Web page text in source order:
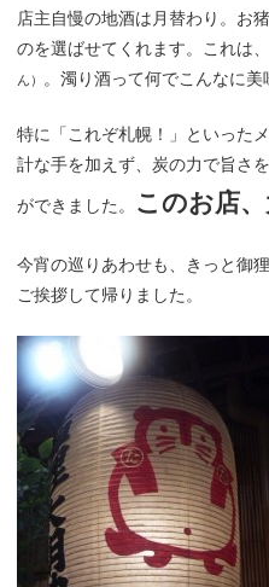
店主自慢の地酒は月替わり。お
のを選ばせてくれます。これは
ん） 。濁り酒って何でこんなに美
特に「これぞ札幌！」といった
計な手を加えず、炭の力で旨さ
ができました。 このお店、
今宵の巡りあわせも、きっと御
ご挨拶して帰りました。